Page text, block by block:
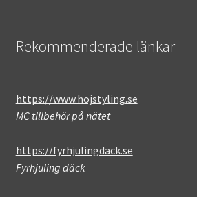
Rekommenderade länkar
https://www.hojstyling.se
MC tillbehör på nätet
https://fyrhjulingdack.se
Fyrhjuling däck